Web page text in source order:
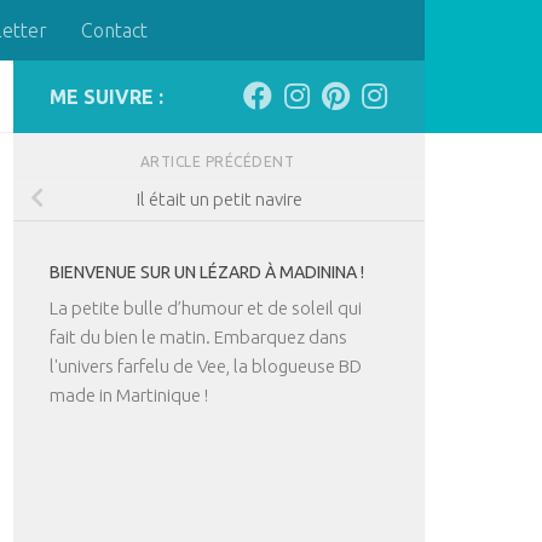
Contact
ME SUIVRE :
ARTICLE PRÉCÉDENT
Il était un petit navire
BIENVENUE SUR UN LÉZARD À MADININA !
La petite bulle d’humour et de soleil qui
fait du bien le matin. Embarquez dans
l'univers farfelu de Vee, la blogueuse BD
made in Martinique !